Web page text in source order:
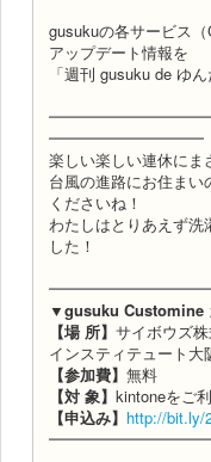
gusukuの各サービス
アップデート情報を
「週刊 gusuku de ゆ
━━━━━━━━━━
楽しい楽しい連休に
台風の進路にお住ま
くださいね！
わたしはとりあえず洗
した！
▼gusuku Customine
【場 所】 サイボウズ
インスティテュート大
【参加費】 無料
【対 象】 kintoneをご
【申込み】 http://bit.ly/